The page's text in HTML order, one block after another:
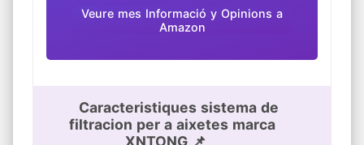
Veure mes Informació y Opinions a
Amazon
Caracteristiques sistema de
filtracion per a aixetes marca
XNTONG 📌